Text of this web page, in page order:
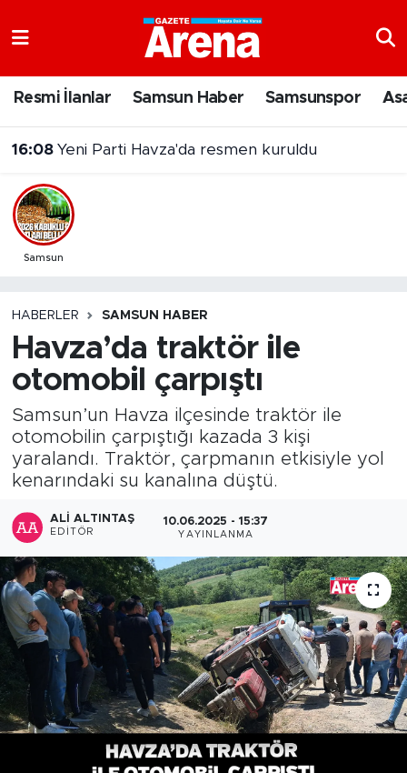
Resmi İlanlar Samsun Haber Samsunspor
16:08 Yeni Parti Havza'da resmen kuruldu
Samsun
HABERLER SAMSUN HABER
Havza’da traktör ile
otomobil çarpıştı
Samsun’un Havza ilçesinde traktör ile
otomobilin çarpıştığı kazada 3 kişi
yaralandı. Traktör, çarpmanın etkisiyle yol
kenarındaki su kanalına düştü.
ALI ALTINTAŞ
EDITÖR
10.06.2025 - 15:37
YAYINLANMA
Trafik Durumu
Süper Lig Puan Durumu ve Fikstür
Son Dakika Haberleri
Haber Arşivi